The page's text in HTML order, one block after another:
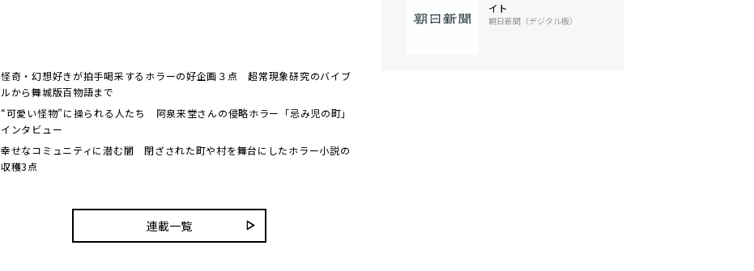
怪奇・幻想好きが拍手喝采するホラーの好企画３点 超常現象研究のバイブ
ルから舞城版百物語まで
“可愛い怪物”に操られる人たち 阿泉来堂さんの侵略ホラー「忌み児の町」
インタビュー
幸せなコミュニティに潜む闇 閉ざされた町や村を舞台にしたホラー小説の
収穫3点
連載一覧
イト
朝日新聞（デジタル版）